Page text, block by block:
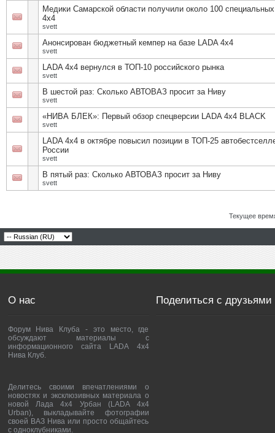
Медики Самарской области получили около 100
4х4
svett
Анонсирован бюджетный кемпер на базе LADA 4х4
svett
LADA 4х4 вернулся в ТОП-10 российского рынка
svett
В шестой раз: Сколько АВТОВАЗ просит за Ниву
svett
«НИВА БЛЕК»: Первый обзор спецверсии LADA 4х4 BLACK
svett
LADA 4х4 в октябре повысил позиции в ТОП-25
России
svett
В пятый раз: Сколько АВТОВАЗ просит за Ниву
svett
Текущее
О нас
Форум Нива Клуба - это место, где
обсуждают материалы с
информационного сайта LADA 4x4
Нива Клуб.
Делитесь своими впечатлениями о
новостях и эксклюзивных материала о
новой Лада 4х4 Урбан (LADA 4x4
Urban), выкладывайте фотографии
своей ВАЗ Нива или просто общайтесь
с одноклубниками.
Поделиться с друзьями